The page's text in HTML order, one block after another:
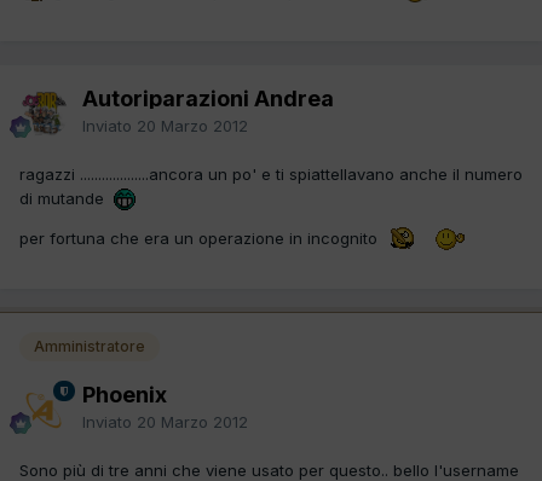
Autoriparazioni Andrea
Inviato 20 Marzo 2012
ragazzi ...................ancora un po' e ti spiattellavano anche il numero
di mutande
per fortuna che era un operazione in incognito
Amministratore
Phoenix
Inviato 20 Marzo 2012
Sono più di tre anni che viene usato per questo.. bello l'username